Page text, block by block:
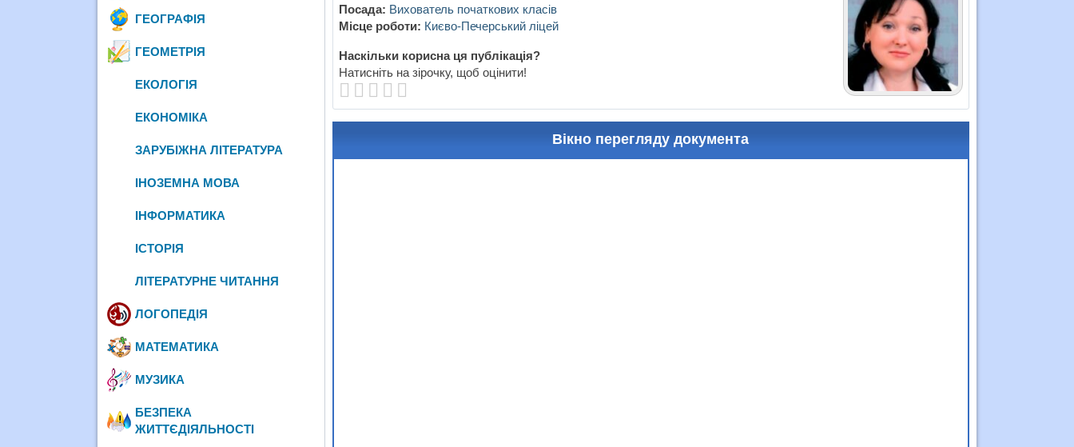
Посада: Вихователь початкових класів
Місце роботи: Києво-Печерський ліцей
Наскільки корисна ця публікація?
Натисніть на зірочку, щоб оцінити!
Вікно перегляду документа
ГЕОГРАФІЯ
ГЕОМЕТРІЯ
ЕКОЛОГІЯ
ЕКОНОМІКА
ЗАРУБІЖНА ЛІТЕРАТУРА
ІНОЗЕМНА МОВА
ІНФОРМАТИКА
ІСТОРІЯ
ЛІТЕРАТУРНЕ ЧИТАННЯ
ЛОГОПЕДІЯ
МАТЕМАТИКА
МУЗИКА
БЕЗПЕКА
ЖИТТЄДІЯЛЬНОСТІ